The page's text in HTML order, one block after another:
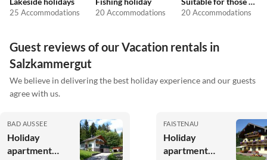
25 Accommodations 20 Accommodations 20 Accommodations
Guest reviews of our Vacation rentals in
Salzkammergut
We believe in delivering the best holiday experience and our guests
agree with us.
BAD AUSSEE
Holiday
apartment
FAISTENAU
Holiday
apartment